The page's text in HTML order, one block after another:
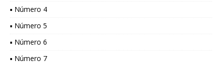
▪ Número 4
▪ Número 5
▪ Número 6
▪ Número 7